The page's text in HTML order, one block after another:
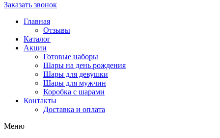
Заказать звонок
Главная
Отзывы
Каталог
Акции
Готовые наборы
Шары на день рождения
Шары для девушки
Шары для мужчин
Коробка с шарами
Контакты
Доставка и оплата
Меню